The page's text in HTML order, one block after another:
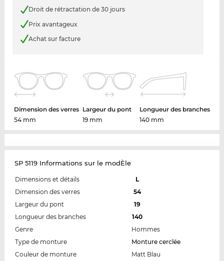
Droit de rétractation de 30 jours
Prix avantageux
Achat sur facture
Dimension des verres
54 mm
Largeur du pont
19 mm
Longueur des branches
140 mm
SP 5119 Informations sur le modÈle
Dimensions et détails
L
Dimension des verres
54
Largeur du pont
19
Longueur des branches
140
Genre
Hommes
Type de monture
Monture cerclée
Couleur de monture
Matt Blau